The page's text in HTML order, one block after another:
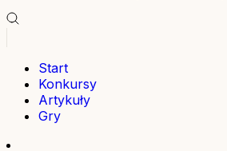
Start
Konkursy
Artykuły
Gry